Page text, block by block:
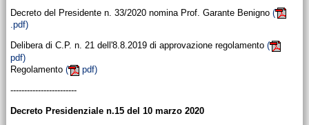
Decreto del Presidente n. 33/2020 nomina Prof. Garante Benigno(
.pdf)
Delibera di C.P. n. 21 dell'8.8.2019 di approvazione regolamento(
pdf)
Regolamento( pdf)
------------------------
Decreto Presidenziale n.15 del 10 marzo 2020